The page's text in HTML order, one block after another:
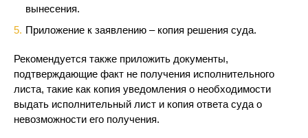
вынесения.
Приложение к заявлению – копия решения суда.
Рекомендуется также приложить документы,
подтверждающие факт не получения исполнительного
листа, такие как копия уведомления о необходимости
выдать исполнительный лист и копия ответа суда о
невозможности его получения.